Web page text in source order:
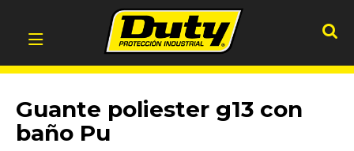
Guante poliester g13 con
baño Pu